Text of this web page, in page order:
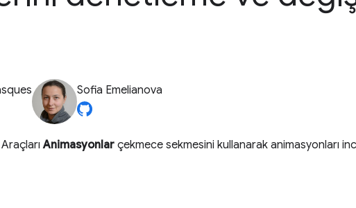
Sofia Emelianova
Animasyonlar çekmece sekmesini kullanarak animasyonları